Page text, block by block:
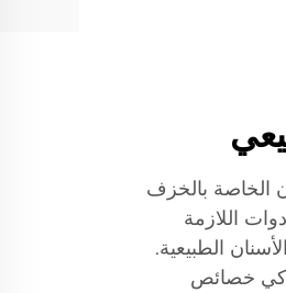
الخاصة بالخزف
اللازمة
الطبيعية.
خصائص